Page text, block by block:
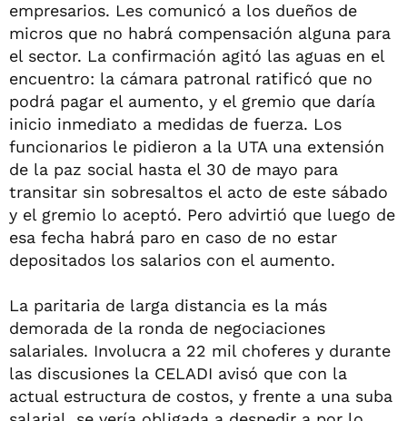
empresarios. Les comunicó a los dueños de
micros que no habrá compensación alguna para
el sector. La confirmación agitó las aguas en el
encuentro: la cámara patronal ratificó que no
podrá pagar el aumento, y el gremio que daría
inicio inmediato a medidas de fuerza. Los
funcionarios le pidieron a la UTA una extensión
de la paz social hasta el 30 de mayo para
transitar sin sobresaltos el acto de este sábado
y el gremio lo aceptó. Pero advirtió que luego de
esa fecha habrá paro en caso de no estar
depositados los salarios con el aumento.
La paritaria de larga distancia es la más
demorada de la ronda de negociaciones
salariales. Involucra a 22 mil choferes y durante
las discusiones la CELADI avisó que con la
actual estructura de costos, y frente a una suba